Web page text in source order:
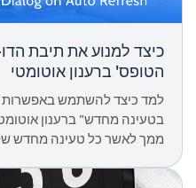
כיצד למנוע את תיבת
הטופס' ברענון אוטומטי
למד כיצד להשתמש
בטעינה מחדש" ברענון
ממך לאשר כל טעינה מחדש